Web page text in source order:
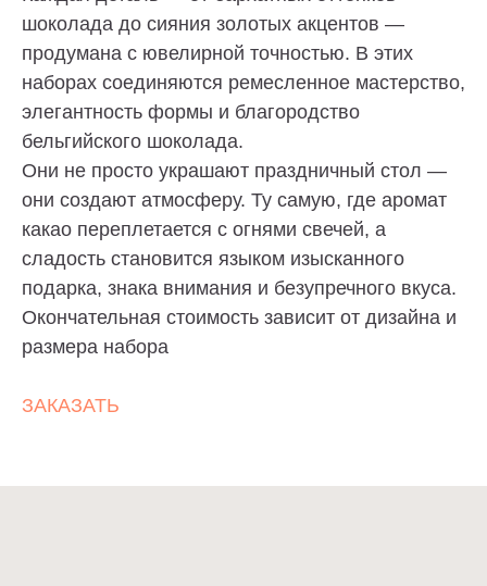
шоколада до сияния золотых акцентов —
продумана с ювелирной точностью. В этих
наборах соединяются ремесленное мастерство,
элегантность формы и благородство
бельгийского шоколада.
Они не просто украшают праздничный стол —
они создают атмосферу. Ту самую, где аромат
какао переплетается с огнями свечей, а
сладость становится языком изысканного
подарка, знака внимания и безупречного вкуса.
Окончательная стоимость зависит от дизайна и
размера набора
ЗАКАЗАТЬ
Торт без сахара, торт без глютена, торт без
лактозы? — Пожалуйста. Просто скажите о
своих предпочтениях. И конечно, отрисуем эскиз
по Вашему описанию и воплотим любые
пожелания в торте.
ИНДИВИДУАЛЬНЫЙ ЗАКАЗ